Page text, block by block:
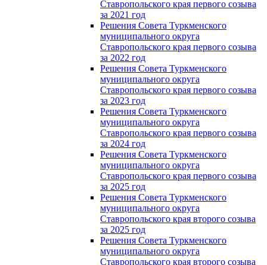
Ставропольского края первого созыва
за 2021 год
Решения Совета Туркменского
муниципального округа
Ставропольского края первого созыва
за 2022 год
Решения Совета Туркменского
муниципального округа
Ставропольского края первого созыва
за 2023 год
Решения Совета Туркменского
муниципального округа
Ставропольского края первого созыва
за 2024 год
Решения Совета Туркменского
муниципального округа
Ставропольского края первого созыва
за 2025 год
Решения Совета Туркменского
муниципального округа
Ставропольского края второго созыва
за 2025 год
Решения Совета Туркменского
муниципального округа
Ставропольского края второго созыва